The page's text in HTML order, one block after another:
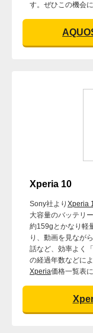
す。ぜひこの機会
Xperia 10
Sony社より Xperia
大容量のバッテリ
約159gとかなり軽
り、動画を見なが
話など、効率よく
の経過年数などに
Xperia価格一覧表